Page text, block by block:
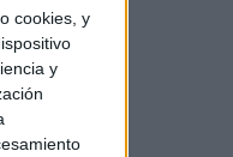
cookies, y
y